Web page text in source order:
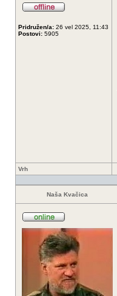
Pridružen/a: 26 vel 2025, 11:43
Postovi: 5905
Vrh
Naša Kvačica